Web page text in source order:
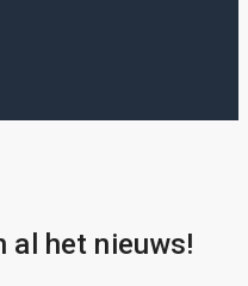
al het nieuws!